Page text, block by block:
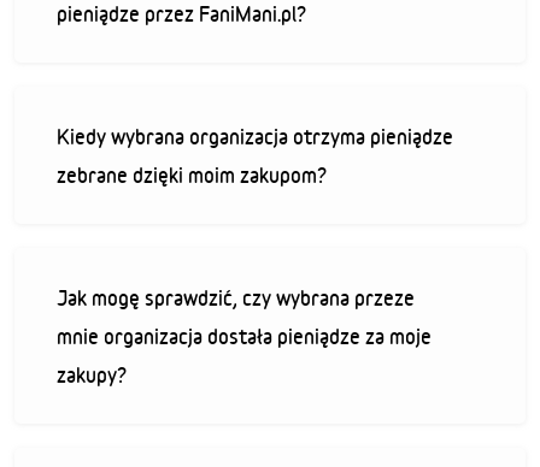
pieniądze przez FaniMani.pl?
Kiedy wybrana organizacja otrzyma pieniądze
zebrane dzięki moim zakupom?
Jak mogę sprawdzić, czy wybrana przeze
mnie organizacja dostała pieniądze za moje
zakupy?